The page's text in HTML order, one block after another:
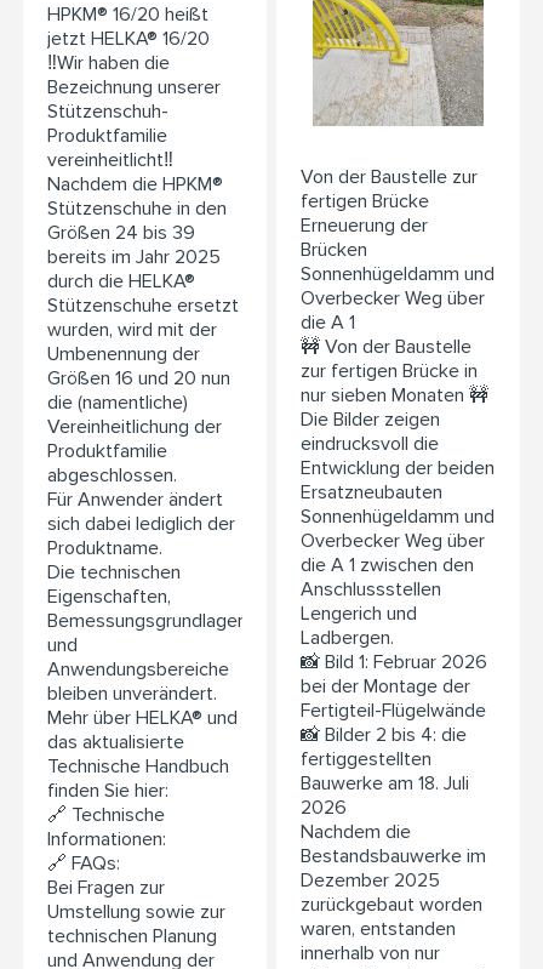
HPKM® 16/20 heißt
jetzt HELKA® 16/20
‼️Wir haben die
Bezeichnung unserer
Stützenschuh-
Produktfamilie
vereinheitlicht‼️
Nachdem die HPKM®
Stützenschuhe in den
Größen 24 bis 39
bereits im Jahr 2025
durch die HELKA®
Stützenschuhe ersetzt
wurden, wird mit der
Umbenennung der
Größen 16 und 20 nun
die (namentliche)
Vereinheitlichung der
Produktfamilie
abgeschlossen.
Für Anwender ändert
sich dabei lediglich der
Produktname.
Die technischen
Eigenschaften,
Bemessungsgrundlagen
und
Anwendungsbereiche
bleiben unverändert.
Mehr über HELKA® und
das aktualisierte
Technische Handbuch
finden Sie hier:
🔗 Technische
Informationen:
🔗 FAQs:
Bei Fragen zur
Umstellung sowie zur
technischen Planung
und Anwendung der
Von der Baustelle zur
fertigen Brücke
Erneuerung der
Brücken
Sonnenhügeldamm und
Overbecker Weg über
die A 1
🚧 Von der Baustelle
zur fertigen Brücke in
nur sieben Monaten 🚧
Die Bilder zeigen
eindrucksvoll die
Entwicklung der beiden
Ersatzneubauten
Sonnenhügeldamm und
Overbecker Weg über
die A 1 zwischen den
Anschlussstellen
Lengerich und
Ladbergen.
📸 Bild 1: Februar 2026
bei der Montage der
Fertigteil-Flügelwände
📸 Bilder 2 bis 4: die
fertiggestellten
Bauwerke am 18. Juli
2026
Nachdem die
Bestandsbauwerke im
Dezember 2025
zurückgebaut worden
waren, entstanden
innerhalb von nur